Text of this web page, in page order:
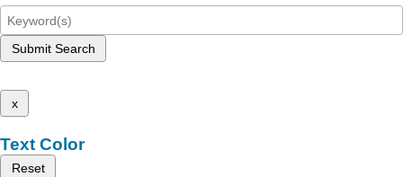
Submit Search
x
Text Color
Reset